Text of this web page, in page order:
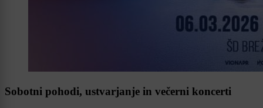
Sobotni pohodi, ustvarjanje in večerni koncerti